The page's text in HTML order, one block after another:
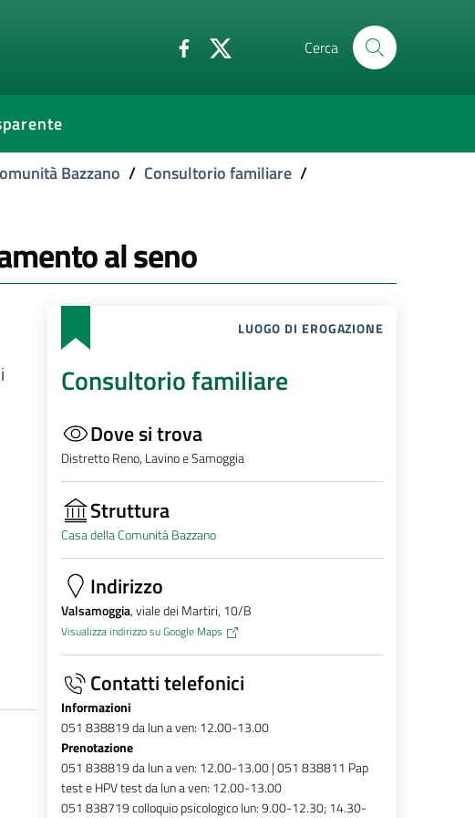
Cerca
Bazzano / Consultorio familiare /
al seno
LUOGO DI EROGAZIONE
Consultorio familiare
Dove si trova
Distretto Reno, Lavino e Samoggia
Struttura
Casa della Comunità Bazzano
Indirizzo
Valsamoggia, viale dei Martiri, 10/B
Visualizza indirizzo su Google Maps
Contatti telefonici
Informazioni
051 838819 da lun a ven: 12.00-13.00
Prenotazione
051 838819 da lun a ven: 12.00-13.00 | 051 838811 Pap
test e HPV test da lun a ven: 12.00-13.00
051 838719 colloquio psicologico lun: 9.00-12.30; 14.30-